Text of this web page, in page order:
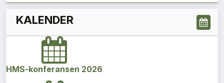
KALENDER
HMS-konferansen 2026